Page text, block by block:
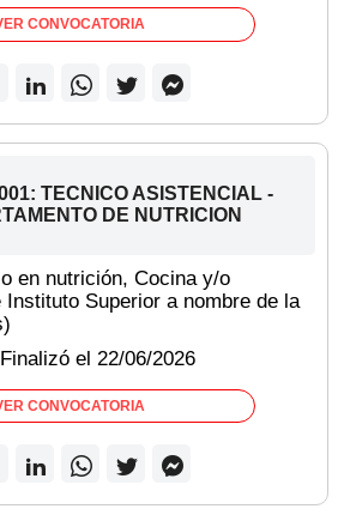
CONVOCATORIA
TECNICO ASISTENCIAL -
DE NUTRICION
en nutrición, Cocina y/o
Superior a nombre de la
Finalizó el 22/06/2026
CONVOCATORIA